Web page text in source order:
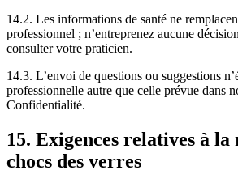
14.2. Les informations de santé ne
professionnel ; n’entreprenez aucune
consulter votre praticien.
14.3. L’envoi de questions ou suggestions
professionnelle autre que celle prévue dans
Confidentialité.
15. Exigences relatives à la
chocs des verres